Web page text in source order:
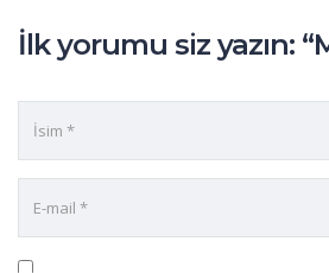
İlk yorumu siz yazın: